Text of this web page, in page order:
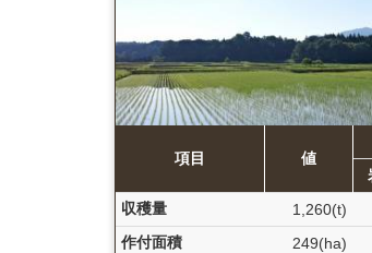
項目 値
収穫量
1,260(t)
作付面積
249(ha)